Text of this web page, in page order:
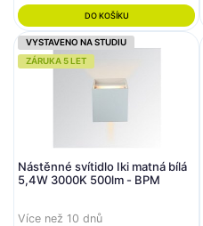
DO KOŠÍKU
VYSTAVENO NA STUDIU
ZÁRUKA 5 LET
Nástěnné svítidlo Iki matná bílá
5,4W 3000K 500lm - BPM
Více než 10 dnů